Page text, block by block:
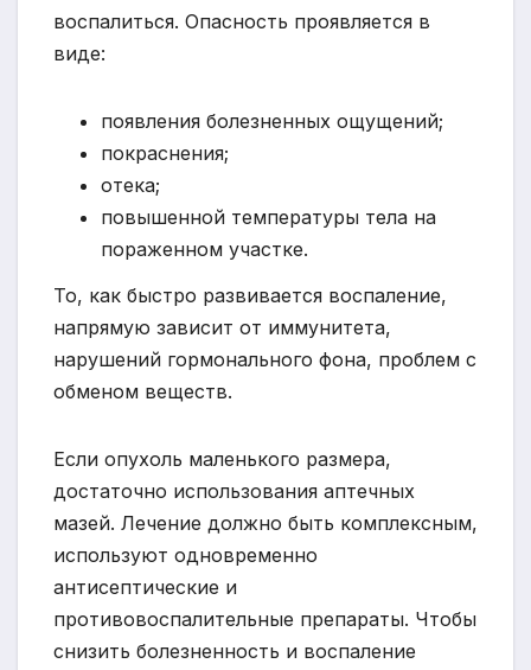
воспалиться. Опасность проявляется в
виде:
появления болезненных ощущений;
покраснения;
отека;
повышенной температуры тела на
пораженном участке.
То, как быстро развивается воспаление,
напрямую зависит от иммунитета,
нарушений гормонального фона, проблем с
обменом веществ.
Если опухоль маленького размера,
достаточно использования аптечных
мазей. Лечение должно быть комплексным,
используют одновременно
антисептические и
противовоспалительные препараты. Чтобы
снизить болезненность и воспаление